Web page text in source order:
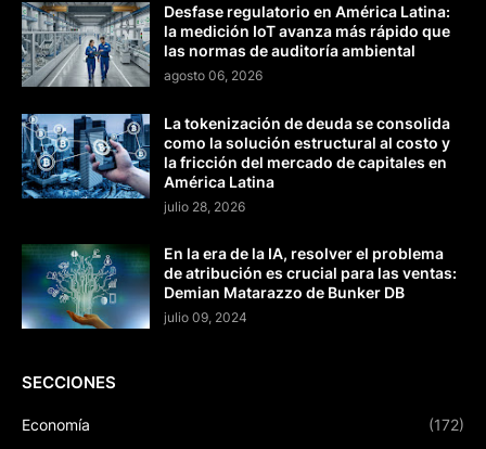
Desfase regulatorio en América Latina:
la medición IoT avanza más rápido que
las normas de auditoría ambiental
agosto 06, 2026
La tokenización de deuda se consolida
como la solución estructural al costo y
la fricción del mercado de capitales en
América Latina
julio 28, 2026
En la era de la IA, resolver el problema
de atribución es crucial para las ventas:
Demian Matarazzo de Bunker DB
julio 09, 2024
SECCIONES
Economía (172)